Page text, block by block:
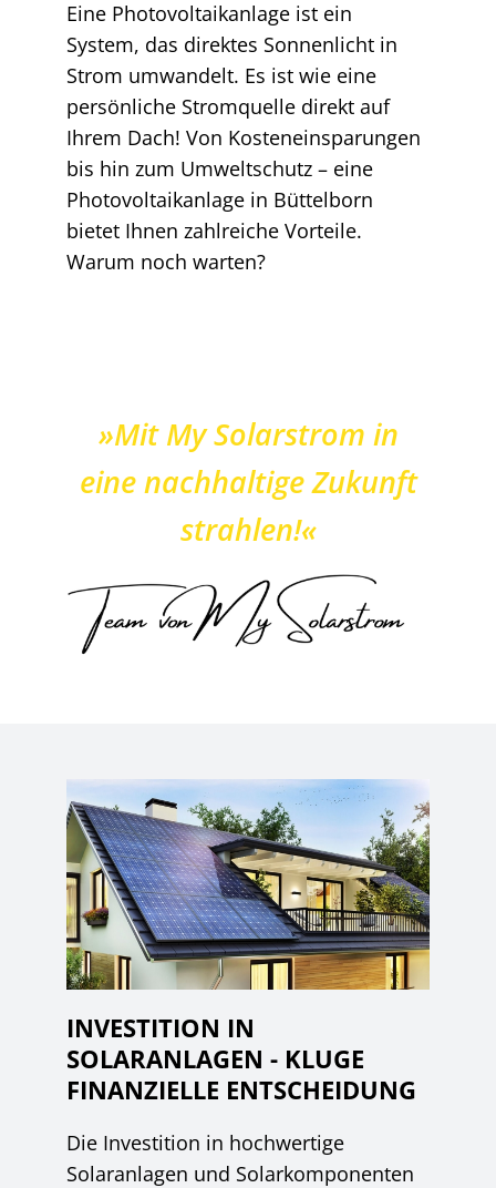
Eine Photovoltaikanlage ist ein
System, das direktes Sonnenlicht in
Strom umwandelt. Es ist wie eine
persönliche Stromquelle direkt auf
Ihrem Dach! Von Kosteneinsparungen
bis hin zum Umweltschutz – eine
Photovoltaikanlage in Büttelborn
bietet Ihnen zahlreiche Vorteile.
Warum noch warten?
»Mit My Solarstrom in
eine nachhaltige Zukunft
strahlen!«
INVESTITION IN
SOLARANLAGEN - KLUGE
FINANZIELLE ENTSCHEIDUNG
Die Investition in hochwertige
Solaranlagen und Solarkomponenten